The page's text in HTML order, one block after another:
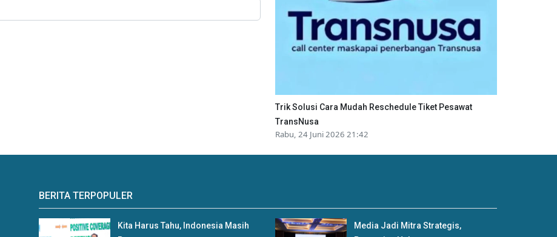
Trik Solusi Cara Mudah Reschedule Tiket Pesawat
TransNusa
Rabu, 24 Juni 2026 21:42
BERITA TERPOPULER
Kita Harus Tahu, Indonesia Masih
Media Jadi Mitra Strategis,